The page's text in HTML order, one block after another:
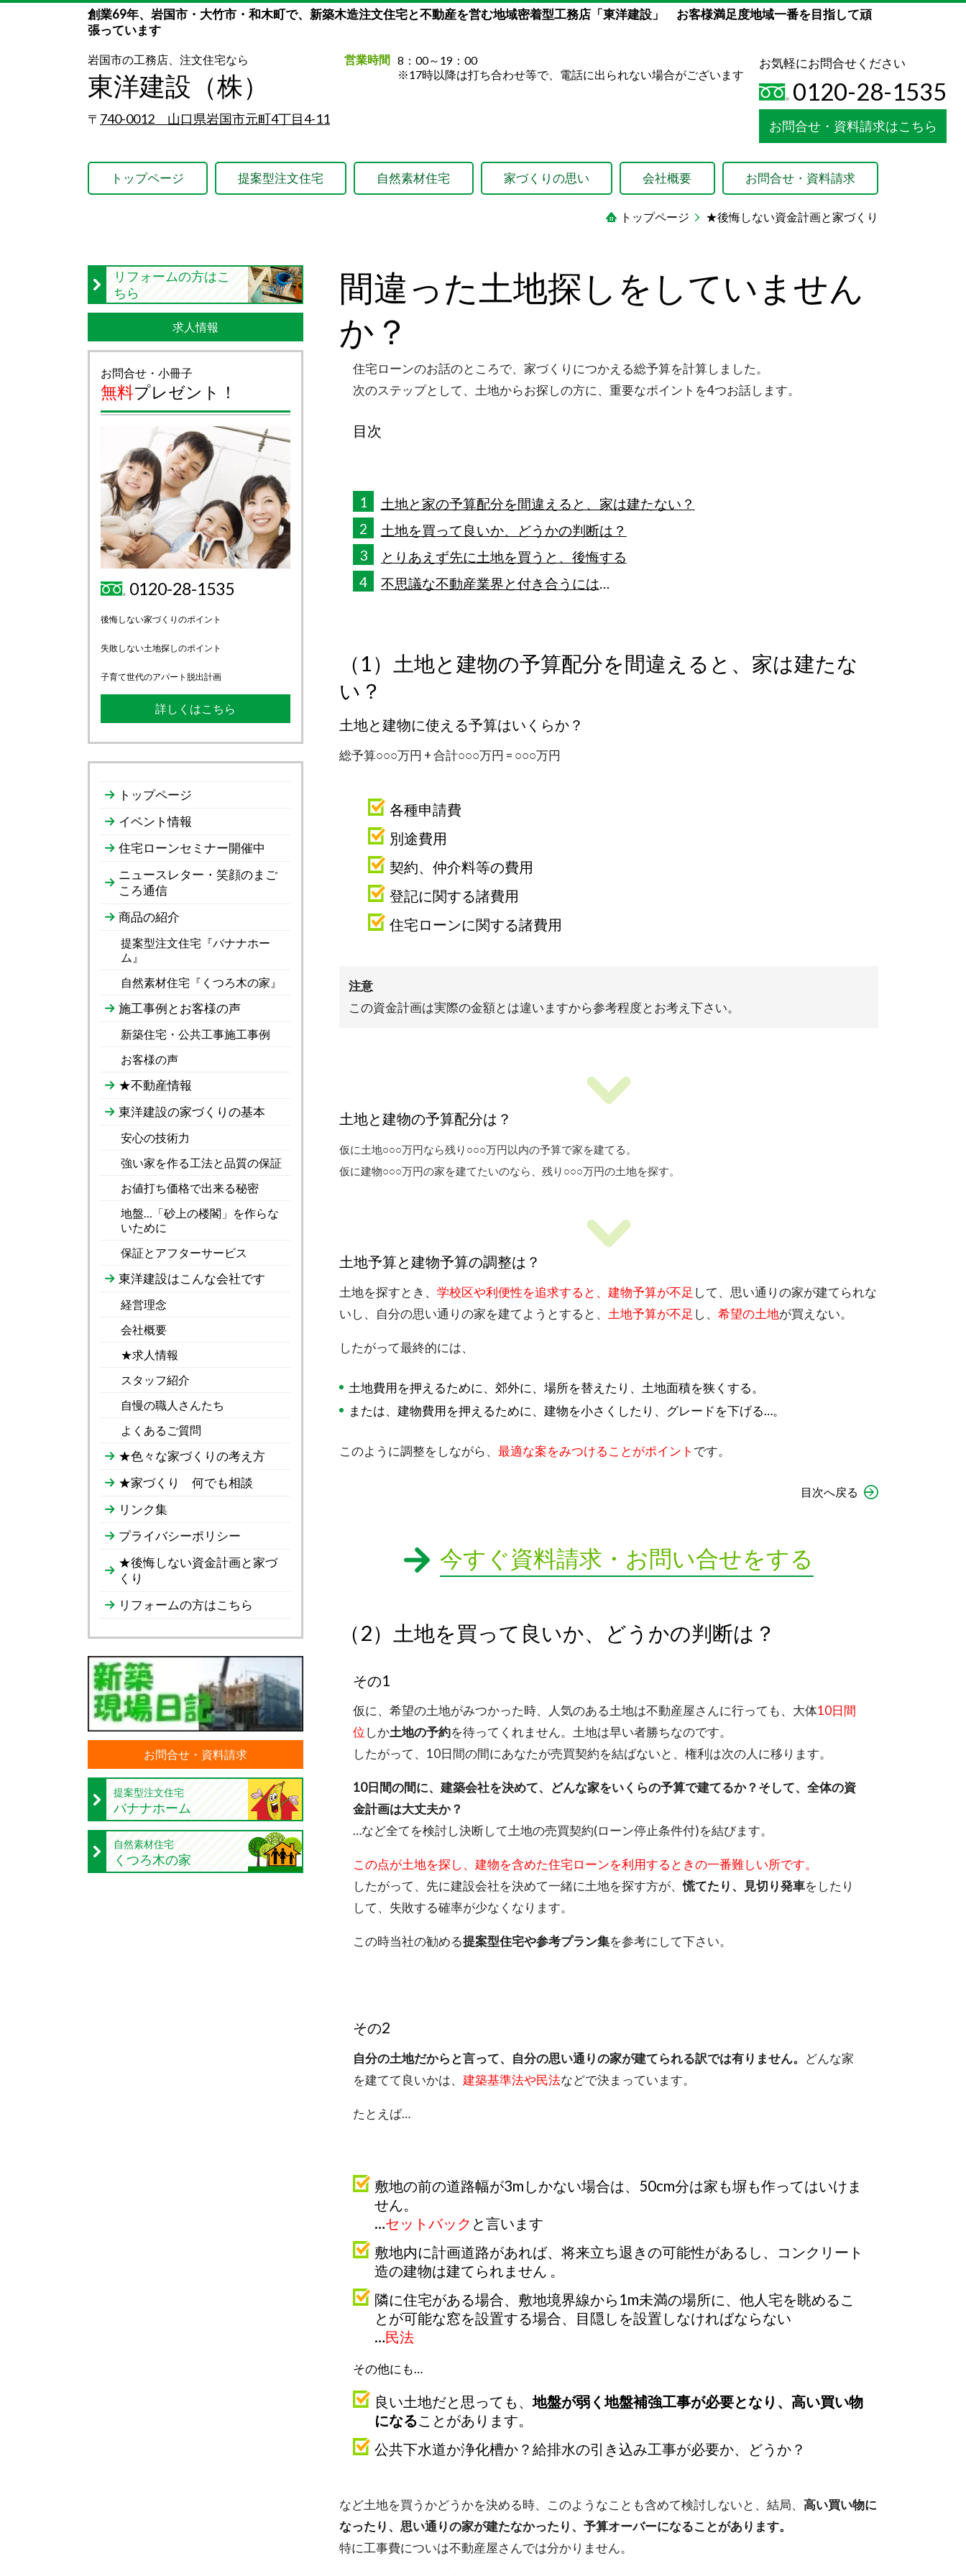
創業69年、岩国市・大竹市・和木町で、新築木造注文住宅と不動産を営む地域密着型工務店「東洋建設」 お客様満足度地域一番を目指して頑
張っています
岩国市の工務店、注文住宅なら
東洋建設（株）
〒 740-0012 山口県岩国市元町4丁目4-11
営業時間 8：00～19：00
※17時以降は打ち合わせ等で、電話に出られない場合がございます
お気軽にお問合せください
0120-28-1535
お問合せ・資料請求はこちら
トップページ 提案型注文住宅 自然素材住宅 家づくりの思い 会社概要 お問合せ・資料請求
トップページ ★後悔しない資金計画と家づくり
間違った土地探しをしていません
か？
住宅ローンのお話のところで、家づくりにつかえる総予算を計算しました。
次のステップとして、土地からお探しの方に、重要なポイントを4つお話します。
目次
1
土地と家の予算配分を間違えると、家は建たない？
2
土地を買って良いか、どうかの判断は？
3
とりあえず先に土地を買うと、後悔する
4
不思議な不動産業界と付き合うには…
（1）土地と建物の予算配分を間違えると、家は建たな
い？
土地と建物に使える予算はいくらか？
総予算○○○万円 + 合計○○○万円 = ○○○万円
各種申請費
別途費用
契約、仲介料等の費用
登記に関する諸費用
住宅ローンに関する諸費用
注意
この資金計画は実際の金額とは違いますから参考程度とお考え下さい。
土地と建物の予算配分は？
仮に土地○○○万円なら残り○○○万円以内の予算で家を建てる。
仮に建物○○○万円の家を建てたいのなら、残り○○○万円の土地を探す。
土地予算と建物予算の調整は？
土地を探すとき、 学校区や利便性を追求すると、建物予算が不足 して、思い通りの家が建てられな
いし、自分の思い通りの家を建てようとすると、 土地予算が不足 し、 希望の土地が買えない。
したがって最終的には、
土地費用を押えるために、郊外に、場所を替えたり、土地面積を狭くする。
または、建物費用を押えるために、建物を小さくしたり、グレードを下げる…。
このように調整をしながら、 最適な案をみつけることがポイント です。
目次へ戻る
今すぐ資料請求・お問い合せをする
（2）土地を買って良いか、どうかの判断は？
その1
仮に、希望の土地がみつかった時、人気のある土地は不動産屋さんに行っても、大体10日間
位しか土地の予約を待ってくれません。土地は早い者勝ちなのです。
したがって、10日間の間にあなたが売買契約を結ばないと、権利は次の人に移ります。
10日間の間に、建築会社を決めて、どんな家をいくらの予算で建てるか？ そして、全体の資
金計画は大丈夫か？
…など全てを検討し決断して土地の売買契約(ローン停止条件付)を結びます。
この点が土地を探し、建物を含めた住宅ローンを利用するときの一番難しい所です。
したがって、先に建設会社を決めて一緒に土地を探す方が、慌てたり、見切り発車をしたり
して、失敗する確率が少なくなります。
この時当社の勧める提案型住宅や参考プラン集を参考にして下さい。
その2
自分の土地だからと言って、自分の思い通りの家が建てられる訳では有りません。
どんな家
を建てて良いかは、 建築基準法や民法などで決まっています。
たとえば…
敷地の前の道路幅が3mしかない場合は、50cm分は家も塀も作ってはいけま
せん。
…セットバック と言います
敷地内に計画道路があれば、将来立ち退きの可能性があるし、コンクリート
造の建物は建てられません 。
隣に住宅がある場合、敷地境界線から1m未満の場所に、他人宅を眺めるこ
とが可能な窓を設置する場合、目隠しを設置しなければならない
…民法
その他にも…
良い土地だと思っても、地盤が弱く地盤補強工事が必要となり、高い買い物
になる ことがあります。
公共下水道か浄化槽か？給排水の引き込み工事が必要か、どうか？
など土地を買うかどうかを決める時、このようなことも含めて検討しないと、結局、 高い買い物に
なったり、思い通りの家が建たなかったり、予算オーバーになることがあります。
特に工事費についは不動産屋さんでは分かりません。
リフォームの方はこ
ちら
求人情報
お問合せ・小冊子
無料プレゼント！
0120-28-1535
後悔しない家づくりのポイント
失敗しない土地探しのポイント
子育て世代のアパート脱出計画
詳しくはこちら
トップページ
イベント情報
住宅ローンセミナー開催中
ニュースレター・笑顔のまご
ころ通信
商品の紹介
提案型注文住宅『バナナホー
ム』
自然素材住宅『くつろ木の家』
施工事例とお客様の声
新築住宅・公共工事施工事例
お客様の声
★不動産情報
東洋建設の家づくりの基本
安心の技術力
強い家を作る工法と品質の保証
お値打ち価格で出来る秘密
地盤…「砂上の楼閣」を作らな
いために
保証とアフターサービス
東洋建設はこんな会社です
経営理念
会社概要
★求人情報
スタッフ紹介
自慢の職人さんたち
よくあるご質問
★色々な家づくりの考え方
★家づくり 何でも相談
リンク集
プライバシーポリシー
★後悔しない資金計画と家づ
くり
リフォームの方はこちら
お問合せ・資料請求
提案型注文住宅
バナナホーム
自然素材住宅
くつろ木の家